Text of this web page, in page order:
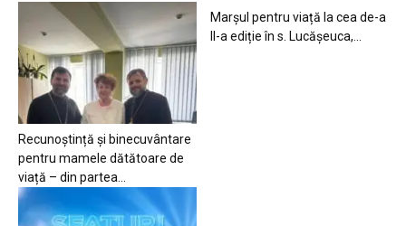
Recunoștință și binecuvântare
pentru mamele dătătoare de
viață – din partea...
Marșul pentru viață la cea de-a
II-a ediție în s. Lucășeuca,...